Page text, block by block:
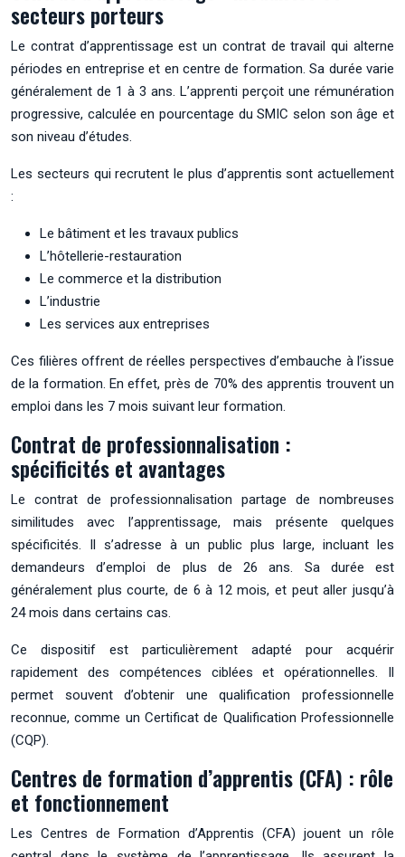
secteurs porteurs
Le contrat d’apprentissage est un contrat de travail qui alterne
périodes en entreprise et en centre de formation. Sa durée varie
généralement de 1 à 3 ans. L’apprenti perçoit une rémunération
progressive, calculée en pourcentage du SMIC selon son âge et
son niveau d’études.
Les secteurs qui recrutent le plus d’apprentis sont actuellement
:
Le bâtiment et les travaux publics
L’hôtellerie-restauration
Le commerce et la distribution
L’industrie
Les services aux entreprises
Ces filières offrent de réelles perspectives d’embauche à l’issue
de la formation. En effet, près de 70% des apprentis trouvent un
emploi dans les 7 mois suivant leur formation.
Contrat de professionnalisation :
spécificités et avantages
Le contrat de professionnalisation partage de nombreuses
similitudes avec l’apprentissage, mais présente quelques
spécificités. Il s’adresse à un public plus large, incluant les
demandeurs d’emploi de plus de 26 ans. Sa durée est
généralement plus courte, de 6 à 12 mois, et peut aller jusqu’à
24 mois dans certains cas.
Ce dispositif est particulièrement adapté pour acquérir
rapidement des compétences ciblées et opérationnelles. Il
permet souvent d’obtenir une qualification professionnelle
reconnue, comme un Certificat de Qualification Professionnelle
(CQP).
Centres de formation d’apprentis (CFA) : rôle
et fonctionnement
Les Centres de Formation d’Apprentis (CFA) jouent un rôle